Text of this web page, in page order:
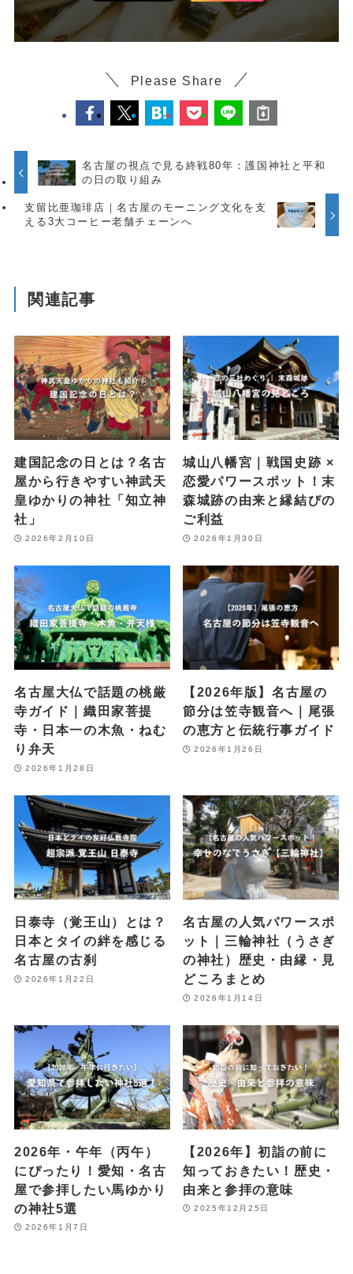
Please Share
名古屋の視点で見る終戦80年：護国神社と平和
の日の取り組み
支留比亜珈琲店｜名古屋のモーニング文化を支
える3大コーヒー老舗チェーンへ
関連記事
建国記念の日とは？名古
屋から行きやすい神武天
皇ゆかりの神社「知立神
社」
2026年2月10日
城山八幡宮｜戦国史跡 ×
恋愛パワースポット！末
森城跡の由来と縁結びの
ご利益
2026年1月30日
名古屋大仏で話題の桃厳
寺ガイド｜織田家菩提
寺・日本一の木魚・ねむ
り弁天
2026年1月28日
【2026年版】名古屋の
節分は笠寺観音へ｜尾張
の恵方と伝統行事ガイド
2026年1月26日
日泰寺（覚王山）とは？
日本とタイの絆を感じる
名古屋の古刹
2026年1月22日
名古屋の人気パワースポ
ット｜三輪神社（うさぎ
の神社）歴史・由縁・見
どころまとめ
2026年1月14日
2026年・午年（丙午）
にぴったり！愛知・名古
屋で参拝したい馬ゆかり
の神社5選
2026年1月7日
【2026年】初詣の前に
知っておきたい！歴史・
由来と参拝の意味
2025年12月25日